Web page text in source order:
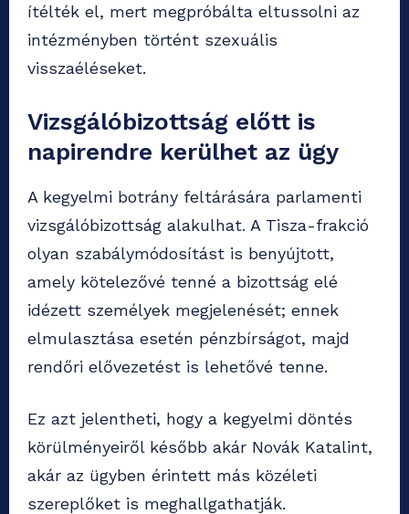
ítélték el, mert megpróbálta eltussolni az
intézményben történt szexuális
visszaéléseket.
Vizsgálóbizottság előtt is
napirendre kerülhet az ügy
A kegyelmi botrány feltárására parlamenti
vizsgálóbizottság alakulhat. A Tisza-frakció
olyan szabálymódosítást is benyújtott,
amely kötelezővé tenné a bizottság elé
idézett személyek megjelenését; ennek
elmulasztása esetén pénzbírságot, majd
rendőri elővezetést is lehetővé tenne.
Ez azt jelentheti, hogy a kegyelmi döntés
körülményeiről később akár Novák Katalint,
akár az ügyben érintett más közéleti
szereplőket is meghallgathatják.